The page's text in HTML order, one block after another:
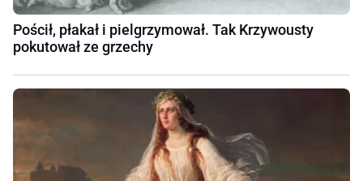
Pościł, płakał i pielgrzymował. Tak Krzywousty
pokutował ze grzechy